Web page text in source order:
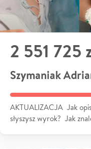
2 551 725
Szymaniak
AKTUALIZACJA Jak
słyszysz wyrok? Jak